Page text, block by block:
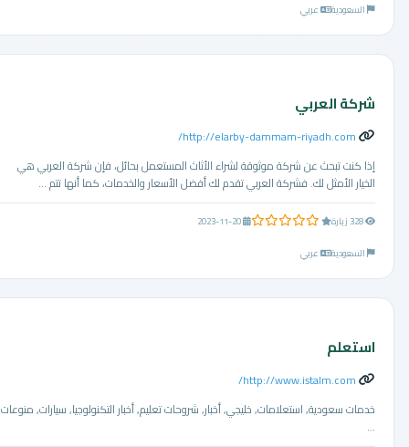
السعودية
عربي
شركة العربي
http://elarby-dammam-riyadh.com/
إذا كنت تبحث عن شركة موثوقة لشراء الأثاث المستعمل بحائل، فإن شركة العربي هي
الخيار الأمثل لك. فشركة العربي تقدم لك أفضل الأسعار والخدمات، كما أنها تتم ...
0.0 من 5 نجوم
2023-11-20
السعودية
عربي
استعلم
http://www.istalm.com/
خدمات سعودية, استعلامات, خليجي, أخبار, شروحات تعليم, أخبار التكنولوجيا, سيارات, منوعات